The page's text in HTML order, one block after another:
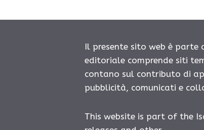
Il presente sito web è parte
editoriale comprende siti
contano sul contributo di
pubblicità, comunicati e
This website is part of the